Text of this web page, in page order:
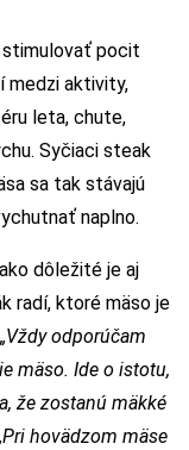
stimulovať pocit
medzi aktivity,
leta, chute,
Syčiaci steak
sa tak stávajú
naplno.
dôležité je aj
radí, ktoré mäso je
„Vždy odporúčam
mäso. Ide o istotu,
že zostanú mäkké
hovädzom mäse